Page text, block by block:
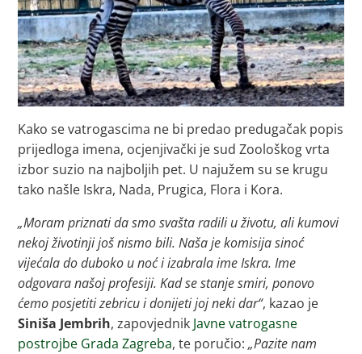
Kako se vatrogascima ne bi predao predugačak popis
prijedloga imena, ocjenjivački je sud Zoološkog vrta
izbor suzio na najboljih pet. U najužem su se krugu
tako našle Iskra, Nada, Prugica, Flora i Kora.
„Moram priznati da smo svašta radili u životu, ali kumovi
nekoj životinji još nismo bili. Naša je komisija sinoć
vijećala do duboko u noć i izabrala ime Iskra. Ime
odgovara našoj profesiji. Kad se stanje smiri, ponovo
ćemo posjetiti zebricu i donijeti joj neki dar“, kazao je
Siniša Jembrih, zapovjednik Javne vatrogasne
postrojbe Grada Zagreba, te poručio:„Pazite nam